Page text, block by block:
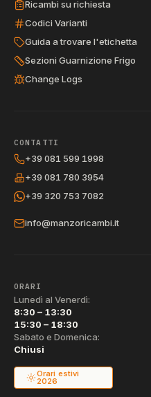
Ricambi su richiesta
Codici Varianti
Guida a trovare l'etichetta
Sezioni Guarnizione Frigo
Change Logs
CONTATTI
+39 081 599 1998
+39 081 780 3954
+39 320 753 7082
info@manzoricambi.it
ORARI
Lunedì al Venerdì:
8:30 – 13:30
15:30 – 18:30
Sabato e Domenica:
Chiusi
Orari estivi
2026